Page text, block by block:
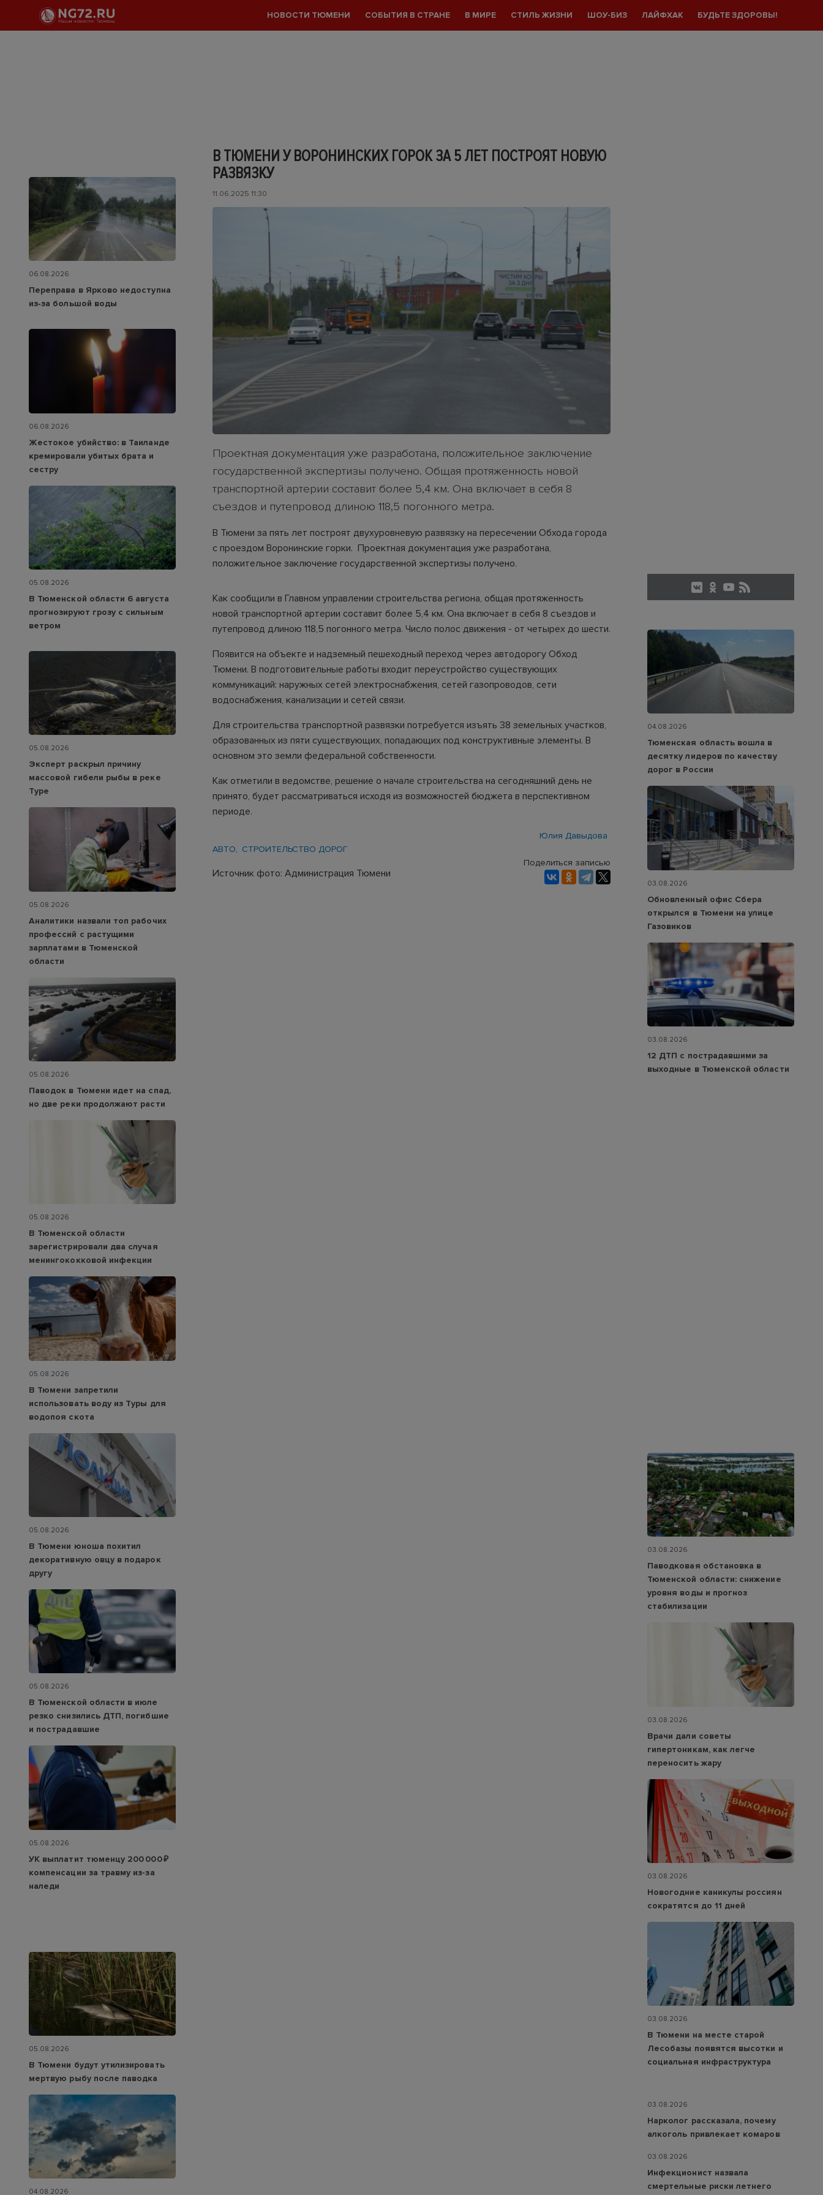
НОВОСТИ ТЮМЕНИ СОБЫТИЯ В СТРАНЕ В МИРЕ СТИЛЬ ЖИЗНИ ШОУ-БИЗ ЛАЙФХАК БУДЬТЕ ЗДОРОВЫ!
В ТЮМЕНИ У ВОРОНИНСКИХ ГОРОК ЗА 5 ЛЕТ ПОСТРОЯТ НОВУЮ
РАЗВЯЗКУ
11.06.2025 11:30
Проектная документация уже разработана, положительное заключение
государственной экспертизы получено. Общая протяженность новой
транспортной артерии составит более 5,4 км. Она включает в себя 8
съездов и путепровод длиною 118,5 погонного метра.
В Тюмени за пять лет построят двухуровневую развязку на пересечении Обхода города
с проездом Воронинские горки. Проектная документация уже разработана,
положительное заключение государственной экспертизы получено.
Как сообщили в Главном управлении строительства региона, общая протяженность
новой транспортной артерии составит более 5,4 км. Она включает в себя 8 съездов и
путепровод длиною 118,5 погонного метра. Число полос движения - от четырех до шести.
Появится на объекте и надземный пешеходный переход через автодорогу Обход
Тюмени. В подготовительные работы входит переустройство существующих
коммуникаций: наружных сетей электроснабжения, сетей газопроводов, сети
водоснабжения, канализации и сетей связи.
Для строительства транспортной развязки потребуется изъять 38 земельных участков,
образованных из пяти существующих, попадающих под конструктивные элементы. В
основном это земли федеральной собственности.
Как отметили в ведомстве, решение о начале строительства на сегодняшний день не
принято, будет рассматриваться исходя из возможностей бюджета в перспективном
периоде.
Юлия Давыдова
АВТО
СТРОИТЕЛЬСТВО ДОРОГ
Источник фото: Администрация Тюмени
Поделиться записью
06.08.2026
Переправа в Ярково недоступна
из‑за большой воды
06.08.2026
Жестокое убийство: в Таиланде
кремировали убитых брата и
сестру
05.08.2026
В Тюменской области 6 августа
прогнозируют грозу с сильным
ветром
05.08.2026
Эксперт раскрыл причину
массовой гибели рыбы в реке
Туре
05.08.2026
Аналитики назвали топ рабочих
профессий с растущими
зарплатами в Тюменской
области
05.08.2026
Паводок в Тюмени идет на спад,
но две реки продолжают расти
05.08.2026
В Тюменской области
зарегистрировали два случая
менингококковой инфекции
05.08.2026
В Тюмени запретили
использовать воду из Туры для
водопоя скота
05.08.2026
В Тюмени юноша похитил
декоративную овцу в подарок
другу
05.08.2026
В Тюменской области в июле
резко снизились ДТП, погибшие
и пострадавшие
05.08.2026
УК выплатит тюменцу 200 000 ₽
компенсации за травму из-за
наледи
05.08.2026
В Тюмени будут утилизировать
мертвую рыбу после паводка
04.08.2026
04.08.2026
Тюменская область вошла в
десятку лидеров по качеству
дорог в России
03.08.2026
Обновленный офис Сбера
открылся в Тюмени на улице
Газовиков
03.08.2026
12 ДТП с пострадавшими за
выходные в Тюменской области
03.08.2026
Паводковая обстановка в
Тюменской области: снижение
уровня воды и прогноз
стабилизации
03.08.2026
Врачи дали советы
гипертоникам, как легче
переносить жару
03.08.2026
Новогодние каникулы россиян
сократятся до 11 дней
03.08.2026
В Тюмени на месте старой
Лесобазы появятся высотки и
социальная инфраструктура
03.08.2026
Нарколог рассказала, почему
алкоголь привлекает комаров
03.08.2026
Инфекционист назвала
смертельные риски летнего